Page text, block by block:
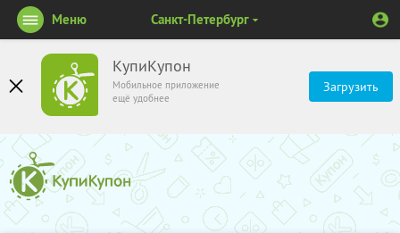
КупиКупон
Мобильное приложение
ещё удобнее
Загрузить
Меню Санкт-Петербург